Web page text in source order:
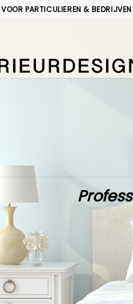
VOOR PARTICULIEREN & BEDRIJVEN